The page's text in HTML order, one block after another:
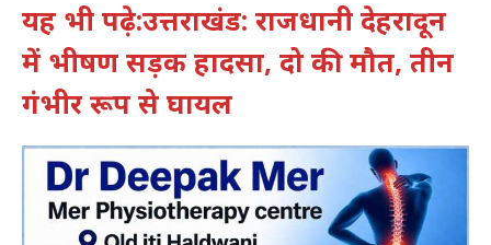
यह भी पढ़े:उत्तराखंड: राजधानी देहरादून
में भीषण सड़क हादसा, दो की मौत, तीन
गंभीर रूप से घायल